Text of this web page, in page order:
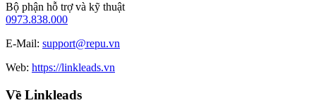
Bộ phận hỗ trợ và kỹ thuật
0973.838.000
E-Mail: support@repu.vn
Web: https://linkleads.vn
Về Linkleads